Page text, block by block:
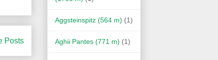
Posts
Aggsteinspitz (564 m) (1)
Aghii Pantes (771 m) (1)